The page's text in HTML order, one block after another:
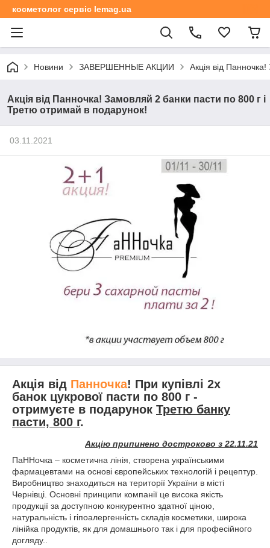
косметолог сервіс lemag.ua
Новини ЗАВЕРШЕННЫЕ АКЦИИ Акція від
Акція від Панночка! Замовляй 2 банки пасти по 800 г і
Третю отримай в подарунок!
03.11.2021
Акція від Панночка! При купівлі 2x
банок цукрової пасти по 800 г -
отримуєте в подарунок Третю банку
пасти, 800 г.
Акцію припинено достроково з 22.11.21
ПаННочка – косметична лінія, створена українськими
фармацевтами на основі європейських технологій і рецептур.
Виробництво знаходиться на території України в місті
Чернівці. Основні принципи компанії це висока якість
продукції за доступною конкурентно здатної ціною,
натуральність і гіпоалергенність складів косметики, широка
лінійка продуктів, як для домашнього так і для професійного
догляду..